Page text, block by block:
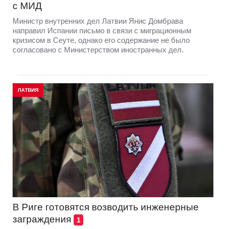
с МИД
Министр внутренних дел Латвии Янис Домбрава
направил Испании письмо в связи с миграционным
кризисом в Сеуте, однако его содержание не было
согласовано с Министерством иностранных дел.
ЛАТВИЯ
В Риге готовятся возводить инженерные
заграждения
1